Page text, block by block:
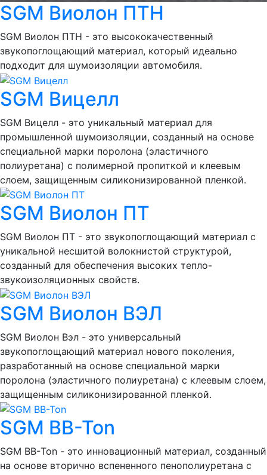
SGM Виолон ПТН
SGM Виолон ПТН - это высококачественный
звукопоглощающий материал, который идеально
подходит для шумоизоляции автомобиля.
SGM Вицелл
SGM Вицелл - это уникальный материал для
промышленной шумоизоляции, созданный на основе
специальной марки поролона (эластичного
полиуретана) с полимерной пропиткой и клеевым
слоем, защищенным силиконизированной пленкой.
SGM Виолон ПТ
SGM Виолон ПТ - это звукопоглощающий материал с
уникальной несшитой волокнистой структурой,
созданный для обеспечения высоких тепло-
звукоизоляционных свойств.
SGM Виолон ВЭЛ
SGM Виолон Вэл - это универсальный
звукопоглощающий материал нового поколения,
разработанный на основе специальной марки
поролона (эластичного полиуретана) с клеевым слоем,
защищенным силиконизированной пленкой.
SGM BB-Ton
SGM ВВ-Ton - это инновационный материал, созданный
на основе вторично вспененного пенополиуретана с